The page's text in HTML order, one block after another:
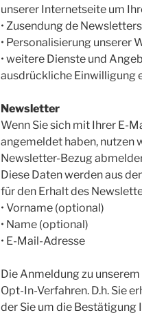
unserer Internetseite um
• Zusendung de Newsletters
• Personalisierung unserer
• weitere Dienste und
ausdrückliche Einwilligung
Newsletter
Wenn Sie sich mit Ihrer E-
angemeldet haben, nutzen
Newsletter-Bezug
Diese Daten werden aus
für den Erhalt des
• Vorname (optional)
• Name (optional)
• E-Mail-Adresse
Die Anmeldung zu
Opt-In-Verfahren. D.h. Sie
der Sie um die Bestätigung